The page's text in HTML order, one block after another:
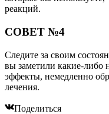
реакций.
СОВЕТ №4
Следите за своим
вы заметили какие-
эффекты, немедленно
лечения.
Поделиться